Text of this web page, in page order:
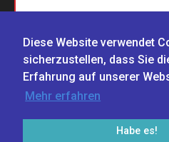
Diese Website verwendet
sicherzustellen, dass Sie
Erfahrung auf unserer
Mehr erfahren
Habe es!
NACHRICHTEN